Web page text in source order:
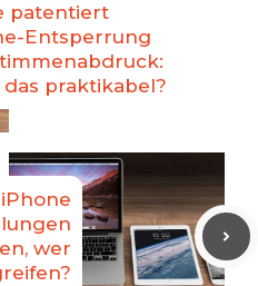
patentiert
Entsperrung
das praktikabel?
wer